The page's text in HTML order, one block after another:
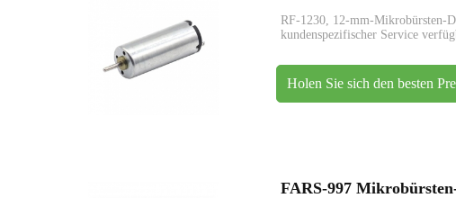
RF-1230, 12-mm-Mikrobürsten-
kundenspezifischer Service
Holen Sie sich den besten
FARS-997